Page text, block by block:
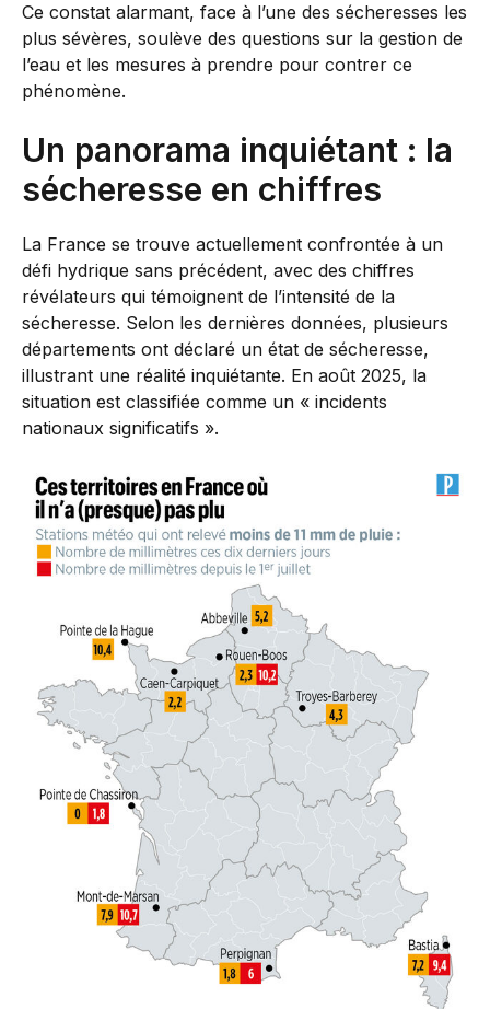
Ce constat alarmant, face à l’une des sécheresses les
plus sévères, soulève des questions sur la gestion de
l’eau et les mesures à prendre pour contrer ce
phénomène.
Un panorama inquiétant : la
sécheresse en chiffres
La France se trouve actuellement confrontée à un
défi hydrique sans précédent, avec des chiffres
révélateurs qui témoignent de l’intensité de la
sécheresse. Selon les dernières données, plusieurs
départements ont déclaré un état de sécheresse,
illustrant une réalité inquiétante. En août 2025, la
situation est classifiée comme un « incidents
nationaux significatifs ».